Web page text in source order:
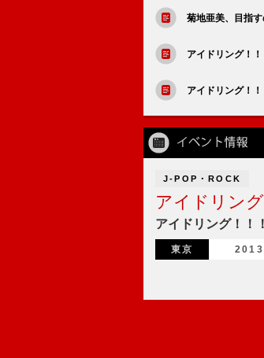
菊地亜美、目指
アイドリング！
アイドリング！
J-POP・ROCK
アイドリング
アイドリング！！！
東京